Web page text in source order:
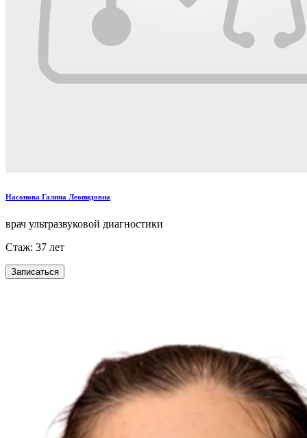
Насонова Галина Леонидовна
врач ультразвуковой диагностики
Стаж: 37 лет
Записаться